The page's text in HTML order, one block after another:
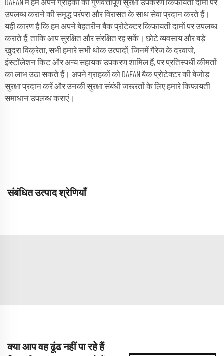
DAFAN में हम अपने ग्राहकों को गुणवत्तापूर्ण सुरक्षा उपकरण किफायती दामों पर
उपलब्ध कराने की समृद्ध परंपरा और विरासत के साथ सेवा प्रदान करते हैं।
यही कारण है कि हम अपने बेहतरीन बैक प्रोटेक्टर किफायती दामों पर उपलब्ध
कराते हैं, ताकि आप सुरक्षित और संरक्षित रह सकें। छोटे व्यवसाय और बड़े
खुदरा विक्रेता, सभी हमारे सभी थोक उत्पादों, जिनमें गैरेज के दरवाजे,
इंस्टॉलेशन किट और अन्य सहायक उपकरण शामिल हैं, पर प्रतिस्पर्धी कीमतों
का लाभ उठा सकते हैं। अपने ग्राहकों को DAFAN बैक प्रोटेक्टर की बेजोड़
सुरक्षा प्रदान करें और उनकी सुरक्षा संबंधी जरूरतों के लिए हमारे किफायती
समाधान उपलब्ध कराएं।
संबंधित उत्पाद श्रेणियाँ
क्या आप वह ढूंढ नहीं पा रहे हैं